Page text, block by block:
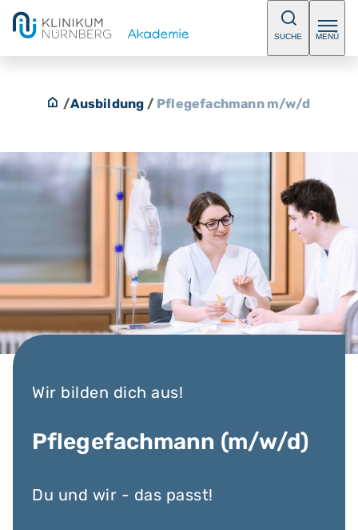
SUCHE MENÜ
/Ausbildung / Pflegefachmann m/w/d
Wir bilden dich aus!
Pflegefachmann (m/w/d)
Du und wir - das passt!